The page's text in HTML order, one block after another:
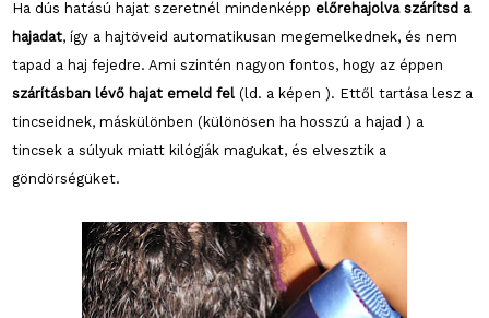
Ha dús hatású hajat szeretnél mindenképp előrehajolva szárítsd a
hajadat, így a hajtöveid automatikusan megemelkednek, és nem
tapad a haj fejedre. Ami szintén nagyon fontos, hogy az éppen
szárításban lévő hajat emeld fel (ld. a képen ). Ettől tartása lesz a
tincseidnek, máskülönben (különösen ha hosszú a hajad ) a
tincsek a súlyuk miatt kilógják magukat, és elvesztik a
göndörségüket.